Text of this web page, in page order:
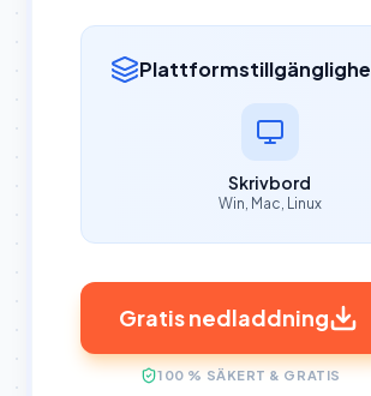
Skrivbord
Win, Mac, Linux
Gratis nedladdning
100 % SÄKERT & GRATIS